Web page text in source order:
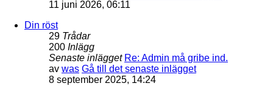
11 juni 2026, 06:11
Din röst
29 Trådar
200 Inlägg
Senaste inlägget Re: Admin må gribe ind.
av was Gå till det senaste inlägget
8 september 2025, 14:24